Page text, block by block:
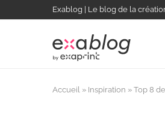
Exablog | Le blog de la
Accueil » Inspiration » Top 8